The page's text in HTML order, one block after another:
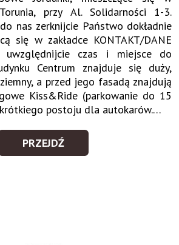
przy Al. Solidarności 1-3.
nas zerknijcie Państwo dokładnie
się w zakładce KONTAKT/DANE
uwzględnijcie czas i miejsce do
Centrum znajduje się duży,
a przed jego fasadą znajdują
Kiss&Ride (parkowanie do 15
postoju dla autokarów.
przed jego rozpoczęciem. Jeśli
na koncert, zajęcie miejsca w
PRZEJDŹZAPLANUJ